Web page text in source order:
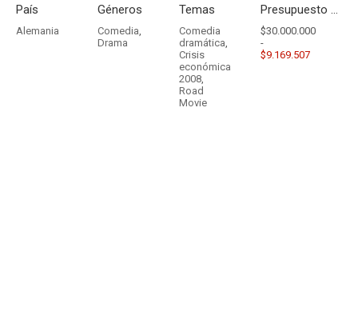
País
Alemania
Géneros
Comedia,
Drama
Temas
Comedia
dramática,
Crisis
económica
2008,
Road
Movie
Presupuesto - Ingresos
$30.000.000
-
$9.169.507